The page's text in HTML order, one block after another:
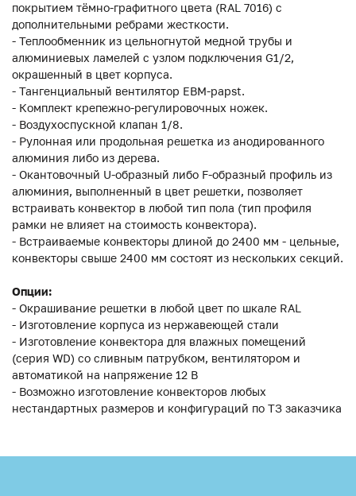
покрытием тёмно-графитного цвета (RAL 7016) с
дополнительными ребрами жесткости.
- Теплообменник из цельногнутой медной трубы и
алюминиевых ламелей с узлом подключения G1/2,
окрашенный в цвет корпуса.
- Тангенциальный вентилятор EBM-papst.
- Комплект крепежно-регулировочных ножек.
- Воздухоспускной клапан 1/8.
- Рулонная или продольная решетка из анодированного
алюминия либо из дерева.
- Окантовочный U-образный либо F-образный профиль из
алюминия, выполненный в цвет решетки, позволяет
встраивать конвектор в любой тип пола (тип профиля
рамки не влияет на стоимость конвектора).
- Встраиваемые конвекторы длиной до 2400 мм - цельные,
конвекторы свыше 2400 мм состоят из нескольких секций.
Опции:
- Окрашивание решетки в любой цвет по шкале RAL
- Изготовление корпуса из нержавеющей стали
- Изготовление конвектора для влажных помещений
(серия WD) со сливным патрубком, вентилятором и
автоматикой на напряжение 12 В
- Возможно изготовление конвекторов любых
нестандартных размеров и конфигураций по ТЗ заказчика